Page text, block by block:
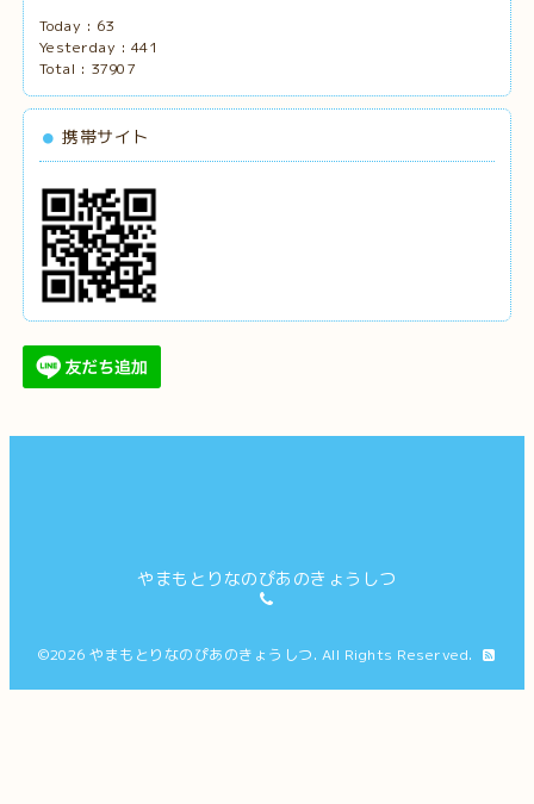
Today : 63
Yesterday : 441
Total : 37907
携帯サイト
やまもとりなのぴあのきょうしつ
©2026やまもとりなのぴあのきょうしつ. All Rights Reserved.